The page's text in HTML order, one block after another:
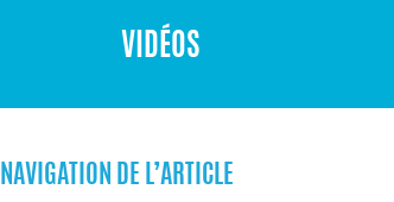
VIDÉOS
NAVIGATION DE L’ARTICLE